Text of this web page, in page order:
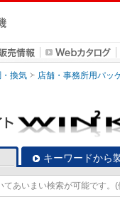
換気 店舗・事務所用パッ
キーワードから